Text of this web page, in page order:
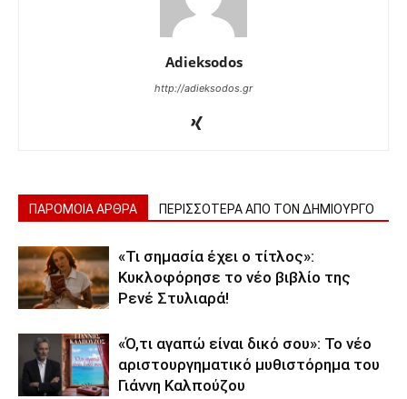
Adieksodos
http://adieksodos.gr
ΠΑΡΟΜΟΙΑ ΑΡΘΡΑ ΠΕΡΙΣΣΟΤΕΡΑ ΑΠΟ ΤΟΝ ΔΗΜΙΟΥΡΓΟ
«Τι σημασία έχει ο τίτλος»:
Κυκλοφόρησε το νέο βιβλίο της
Ρενέ Στυλιαρά!
«Ό,τι αγαπώ είναι δικό σου»: Το νέο
αριστουργηματικό μυθιστόρημα του
Γιάννη Καλπούζου